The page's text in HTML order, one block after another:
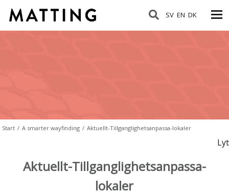
SV EN DK
Start / A smarter wayfinding / Aktuellt-Tillganglighetsanpassa-lokaler
Lyt
Aktuellt-Tillganglighetsanpassa-
lokaler